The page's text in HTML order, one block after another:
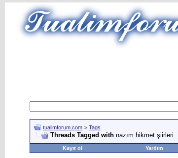
tualimforum.com > Tags
Threads Tagged with nazım hikmet şiirleri
Kayıt ol
Yardım